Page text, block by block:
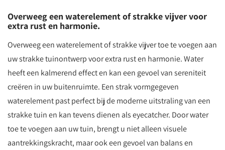
Overweeg een waterelement of strakke vijver voor
extra rust en harmonie.
Overweeg een waterelement of strakke vijver toe te voegen aan
uw strakke tuinontwerp voor extra rust en harmonie. Water
heeft een kalmerend effect en kan een gevoel van sereniteit
creëren in uw buitenruimte. Een strak vormgegeven
waterelement past perfect bij de moderne uitstraling van een
strakke tuin en kan tevens dienen als eyecatcher. Door water
toe te voegen aan uw tuin, brengt u niet alleen visuele
aantrekkingskracht, maar ook een gevoel van balans en